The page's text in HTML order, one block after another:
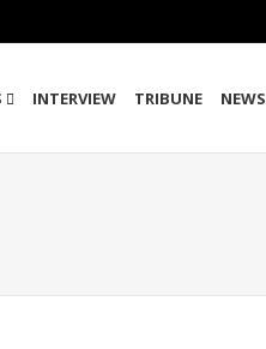
INTERVIEW TRIBUNE NEWS